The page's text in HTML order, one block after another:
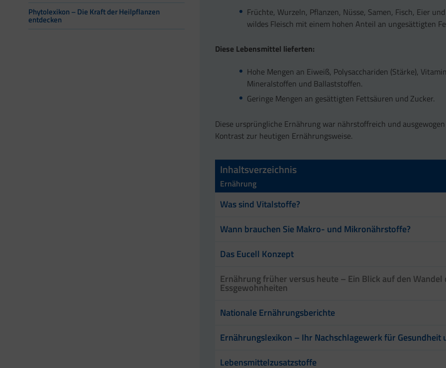
Phytolexikon – Die Kraft der Heilpflanzen
entdecken
Früchte, Wurzeln, Pflanzen, Nüsse, Samen, Fisch, Eier
wildes Fleisch mit einem hohen Anteil an ungesättigten
Diese Lebensmittel lieferten:
Hohe Mengen an Eiweiß, Polysacchariden (Stärke),
Mineralstoffen und Ballaststoffen.
Geringe Mengen an gesättigten Fettsäuren und Zucker.
Diese ursprüngliche Ernährung war nährstoffreich und
Kontrast zur heutigen Ernährungsweise.
Inhaltsverzeichnis
Ernährung
Was sind Vitalstoffe?
Wann brauchen Sie Makro- und Mikronährstoffe?
Das Eucell Konzept
Ernährung früher versus heute – Ein Blick auf den Wandel
Essgewohnheiten
Nationale Ernährungsberichte
Ernährungslexikon – Ihr Nachschlagewerk für Gesundheit
Lebensmittelzusatzstoffe